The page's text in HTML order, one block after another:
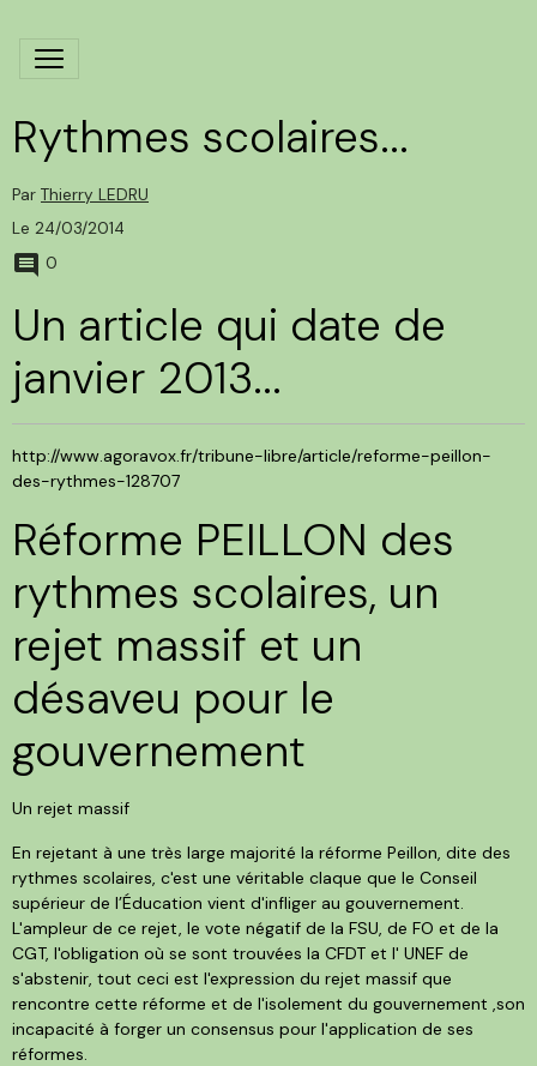
Rythmes scolaires...
Par Thierry LEDRU
Le 24/03/2014
0
Un article qui date de
janvier 2013...
http://www.agoravox.fr/tribune-libre/article/reforme-peillon-
des-rythmes-128707
Réforme PEILLON des
rythmes scolaires, un
rejet massif et un
désaveu pour le
gouvernement
Un rejet massif
En rejetant à une très large majorité la réforme Peillon, dite des
rythmes scolaires, c'est une véritable claque que le Conseil
supérieur de l’Éducation vient d'infliger au gouvernement.
L'ampleur de ce rejet, le vote négatif de la FSU, de FO et de la
CGT, l'obligation où se sont trouvées la CFDT et l' UNEF de
s'abstenir, tout ceci est l'expression du rejet massif que
rencontre cette réforme et de l'isolement du gouvernement ,son
incapacité à forger un consensus pour l'application de ses
réformes.